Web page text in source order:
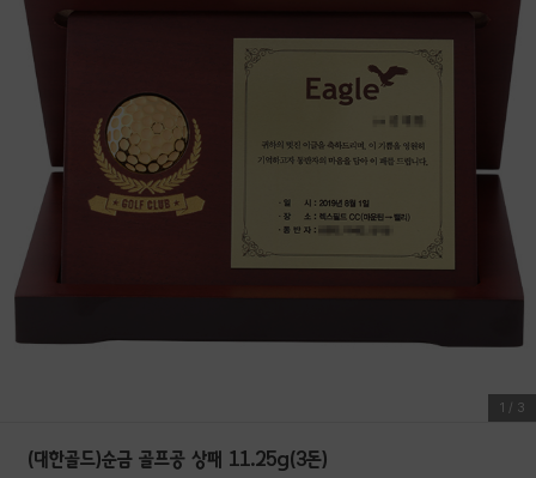
1 / 3
(대한골드)순금 골프공 상패 11.25g(3돈)